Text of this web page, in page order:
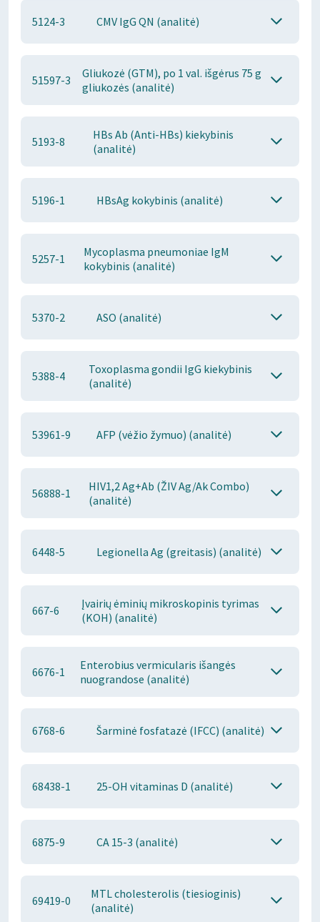
5124-3 CMV IgG QN (analitė)
51597-3
Gliukozė (GTM), po 1 val. išgėrus 75 g
gliukozės (analitė)
5193-8
HBs Ab (Anti-HBs) kiekybinis
(analitė)
5196-1 HBsAg kokybinis (analitė)
5257-1
Mycoplasma pneumoniae IgM
kokybinis (analitė)
5370-2 ASO (analitė)
5388-4
Toxoplasma gondii IgG kiekybinis
(analitė)
53961-9 AFP (vėžio žymuo) (analitė)
56888-1
HIV1,2 Ag+Ab (ŽIV Ag/Ak Combo)
(analitė)
6448-5 Legionella Ag (greitasis) (analitė)
667-6
Įvairių ėminių mikroskopinis tyrimas
(KOH) (analitė)
6676-1
Enterobius vermicularis išangės
nuograndose (analitė)
6768-6 Šarminė fosfatazė (IFCC) (analitė)
68438-1 25-OH vitaminas D (analitė)
6875-9 CA 15-3 (analitė)
69419-0
MTL cholesterolis (tiesioginis)
(analitė)